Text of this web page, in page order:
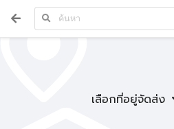
เลือกที่อยู่จัดส่ง